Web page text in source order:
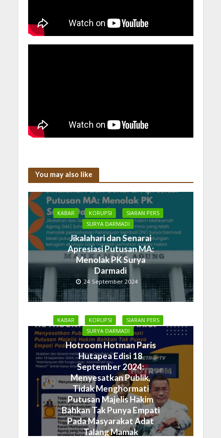
You may also like
KABAR KORUPSI
SIARAN PERS
SURYA DARMADI
Jikalahari dan Senarai
Apresiasi Putusan MA:
Menolak PK Surya
Darmadi
24 September 2024
KABAR KORUPSI
SIARAN PERS
SURYA DARMADI
Hotroom Hotman Paris
Hutapea Edisi 18
September 2024:
Menyesatkan Publik,
Tidak Menghormati
Putusan Majelis Hakim
Bahkan Tak Punya Empati
Pada Masyarakat Adat
Talang Mamak